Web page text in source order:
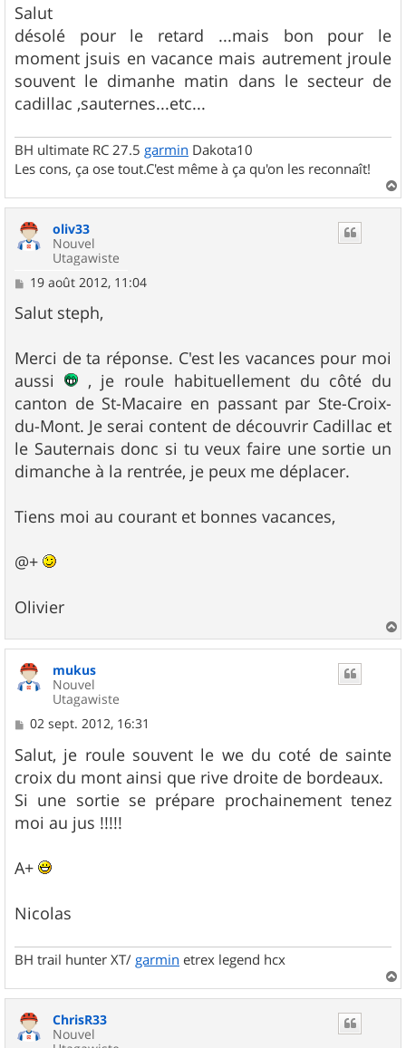
s
s
a
g
e
Salut
désolé pour le retard ...mais bon pour le
moment jsuis en vacance mais autrement jroule
souvent le dimanhe matin dans le secteur de
cadillac ,sauternes...etc...
BH ultimate RC 27.5 garmin Dakota10
Les cons, ça ose tout.C'est même à ça qu'on les reconnaît!
a
oliv33
Nouvel
Utagawiste
M
s
s
g
e
19 août 2012, 11:04
Salut steph,
Merci de ta réponse. C'est les vacances pour moi
aussi
, je roule habituellement du côté du
canton de St-Macaire en passant par Ste-Croix-
du-Mont. Je serai content de découvrir Cadillac et
le Sauternais donc si tu veux faire une sortie un
dimanche à la rentrée, je peux me déplacer.
Tiens moi au courant et bonnes vacances,
@+
Olivier
a
mukus
Nouvel
Utagawiste
M
s
s
a
g
e
02 sept. 2012, 16:31
Salut, je roule souvent le we du coté de sainte
croix du mont ainsi que rive droite de bordeaux.
Si une sortie se prépare prochainement tenez
moi au jus !!!!!
A+
Nicolas
BH trail hunter XT/ garmin etrex legend hcx
a
ChrisR33
Nouvel